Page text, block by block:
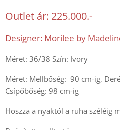
Outlet ár: 225.000.-
Designer: Morilee by
Méret: 36/38 Szín: Ivory
Méret: Mellbőség: 90 cm-ig,
Csípőbőség: 98 cm-ig
Hoszza a nyaktól a ruha széléig